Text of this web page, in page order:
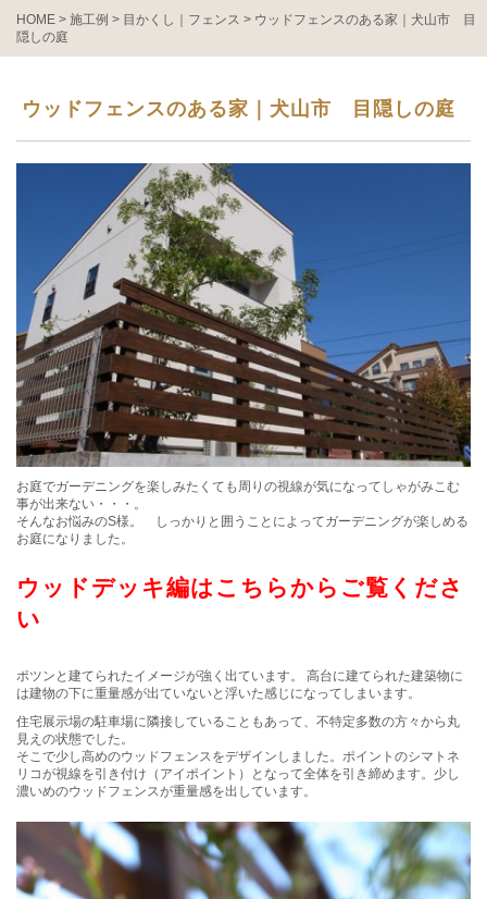
HOME > 施工例 > 目かくし｜フェンス > ウッドフェンスのある家｜犬山市 目
隠しの庭
ウッドフェンスのある家｜犬山市 目隠しの庭
お庭でガーデニングを楽しみたくても周りの視線が気になってしゃがみこむ
事が出来ない・・・。
そんなお悩みのS様。 しっかりと囲うことによってガーデニングが楽しめる
お庭になりました。
ウッドデッキ編はこちらからご覧くださ
い
ポツンと建てられたイメージが強く出ています。 高台に建てられた建築物に
は建物の下に重量感が出ていないと浮いた感じになってしまいます。
住宅展示場の駐車場に隣接していることもあって、不特定多数の方々から丸
見えの状態でした。
そこで少し高めのウッドフェンスをデザインしました。ポイントのシマトネ
リコが視線を引き付け（アイポイント）となって全体を引き締めます。少し
濃いめのウッドフェンスが重量感を出しています。